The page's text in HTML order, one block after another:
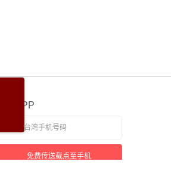
官方APP
免费传送载点至手机